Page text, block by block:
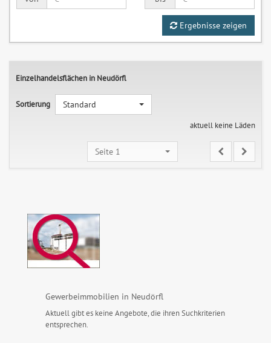
Ergebnisse zeigen
Einzelhandelsflächen in Neudörfl
Sortierung
Standard
aktuell keine Läden
Seite 1
Gewerbeimmobilien in Neudörfl
Aktuell gibt es keine Angebote, die ihren Suchkriterien
entsprechen.